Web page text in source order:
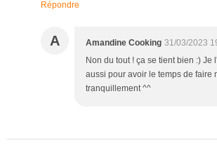
Répondre
A Amandine Cooking 31/03/2023
Non du tout ! ça se tient bien :) Je
aussi pour avoir le temps de faire
tranquillement ^^